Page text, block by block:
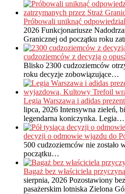
Próbowali uniknąć
2026 Funkcjonariusze
Granicznej od początku roku
cudzoziemców z decyzją o
Blisko 2300 cudzoziemców
roku decyzje zobowiązujące…
Legia Warszawa i adidas
lipca, 2026 Intensywna zieleń,
legendarna koniczynka. Legia…
decyzji o odmowie wjazdu do
500 cudzoziemców nie zostało
początku…
Bagaż bez właściciela
sierpnia, 2026 Pozostawiony
pasażerskim lotniska Zielona